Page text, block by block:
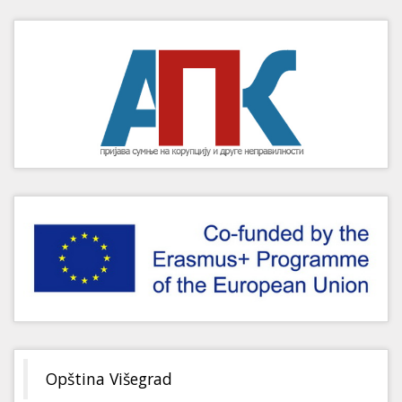
Opština Višegrad